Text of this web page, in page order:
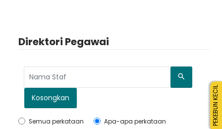
Direktori Pegawai
Kosongkan
Semua perkataan
Apa-apa perkataan
PEKEBUN KECIL